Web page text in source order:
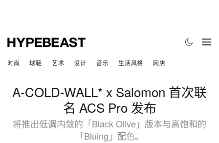
时尚 球鞋 艺术 设计 音乐 生活风格 网店
A-COLD-WALL* x Salomon 首次联
名 ACS Pro 发布
将推出低调内敛的「Black Olive」版本与高饱和的
「Bluing」配色。